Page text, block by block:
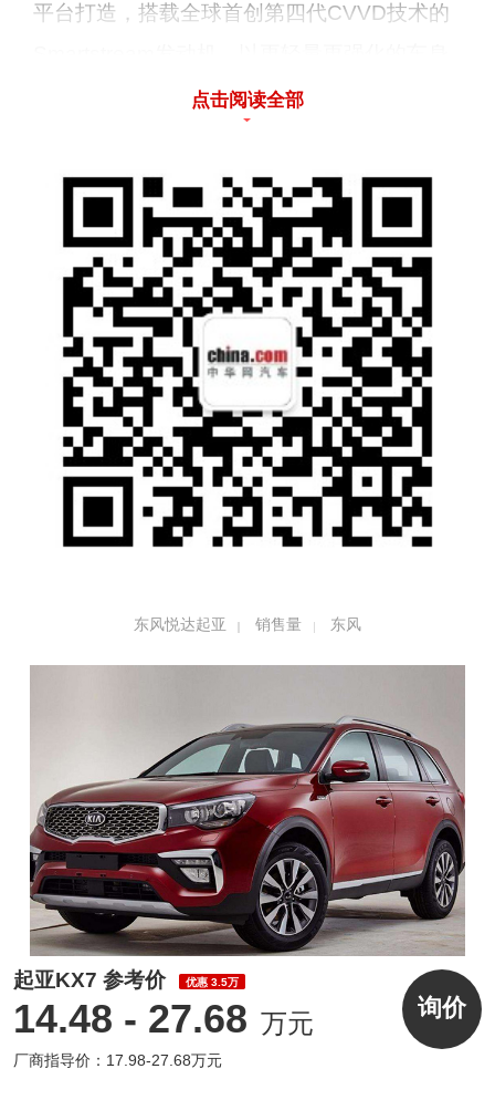
平台打造，搭载全球首创第四代CVVD技术的
和完美的动力性能、驾驶性能和乘坐体验带来
车造型以及潮酷的四门轿跑风，充分满足Z世
代年轻精英的时尚与审美需求。
国际车展上首发亮相并公布预售价，以至臻设
轻、时尚、运动、科技”的品牌内涵得到完美诠
创新营销 以“差异化”构筑长期优势
在日趋同质化的营销竞争中，“差异化”已成为
东风悦达起亚破局的关键。
点击阅读全部
东风悦达起亚 销售量 东风
起亚KX7 参考价 优惠 3.5万
14.48 - 27.68 万元
厂商指导价：17.98-27.68万元
询价